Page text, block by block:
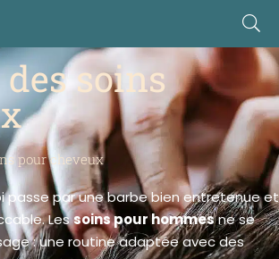
soins
pour cheveux
passe par une barbe bien entretenue et
Lessoins pour hommesne se
: une routine adaptée avec des